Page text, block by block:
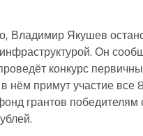
Владимир Якушев
Он
конкурс
нём примут участие все
грантов победителям